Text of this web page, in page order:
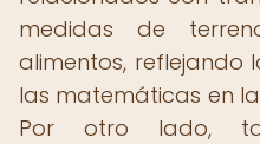
medidas de
alimentos, reflejando
las matemáticas en
Por otro lado,